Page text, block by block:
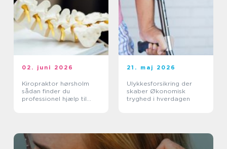
02. juni 2026
Kiropraktor hørsholm
sådan finder du
professionel hjælp til
21. maj 2026
Ulykkesforsikring der
skaber Økonomisk
tryghed i hverdagen